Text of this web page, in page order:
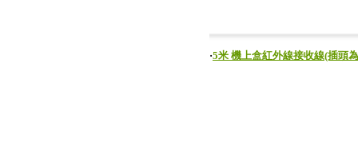
‧5米 機上盒紅外線接收線(插頭